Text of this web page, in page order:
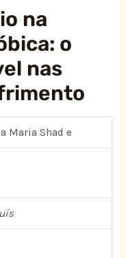
na
o
nas
Maria Shad e